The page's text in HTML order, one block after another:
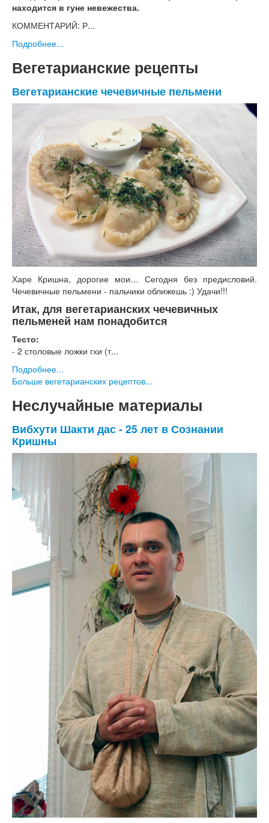
находится в гуне невежества.
КОММЕНТАРИЙ: Р...
Подробнее...
Вегетарианские рецепты
Вегетарианские чечевичные пельмени
Харе Кришна, дорогие мои… Сегодня без предисловий.
Чечевичные пельмени - пальчики оближешь :) Удачи!!!
Итак, для вегетарианских чечевичных
пельменей нам понадобится
Тесто:
- 2 столовые ложки гхи (т...
Подробнее...
Больше вегетарианских рецептов...
Неслучайные материалы
Вибхути Шакти дас - 25 лет в Сознании
Кришны